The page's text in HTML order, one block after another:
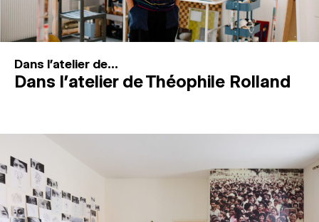
Dans l'atelier de...
Dans l’atelier de Théophile Rolland